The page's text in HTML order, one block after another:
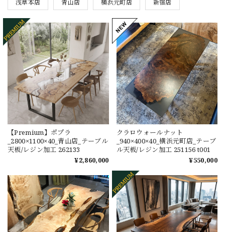
浅草本店 青山店 横浜元町店 新宿店
【Premium】ポプラ
_2800×1100×40_青山店_テーブル
天板/レジン加工 262133
¥2,860,000
クラロウォールナット
_940×400×40_横浜元町店_テーブ
ル天板/レジン加工 251156 t001
¥550,000